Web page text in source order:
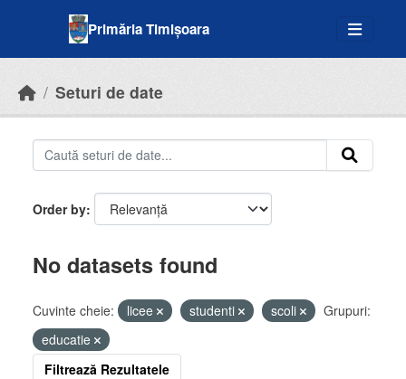
Primăria Timișoara
Seturi de date
Order by
No datasets found
Cuvinte cheie: licee studenti scoli
Grupuri:
educatie
Filtrează Rezultatele